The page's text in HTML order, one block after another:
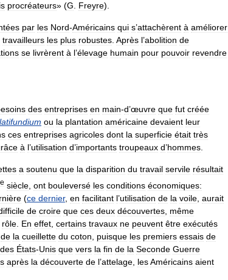
procréateurs» (G. Freyre).
par les Nord-Américains qui s’attachèrent à améliorer
travailleurs les plus robustes. Après l’abolition de
se livrèrent à l’élevage humain pour pouvoir revendre
des entreprises en main-d’œuvre que fut créée
latifundium ou la plantation américaine devaient leur
ces entreprises agricoles dont la superficie était très
à l’utilisation d’importants troupeaux d’hommes.
a soutenu que la disparition du travail servile résultait
e siècle ont bouleversé les conditions économiques:
(ce dernier, en facilitant l’utilisation de la voile aurait
de croire que ces deux découvertes même
rôle En effet certains travaux ne peuvent être exécutés
de la cueillette du coton puisque les premiers essais de
des États-Unis que vers la fin de la Seconde Guerre
après la découverte de l’attelage lesAméricains aient